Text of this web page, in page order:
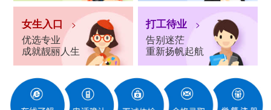
女生入口 >
优选专业
成就靓丽人生
打工待业 >
告别迷茫
重新扬帆起航